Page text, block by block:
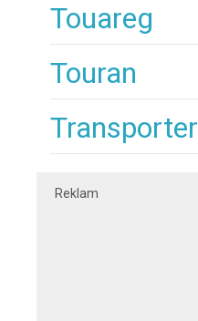
Touareg
Touran
Transporter
Reklam